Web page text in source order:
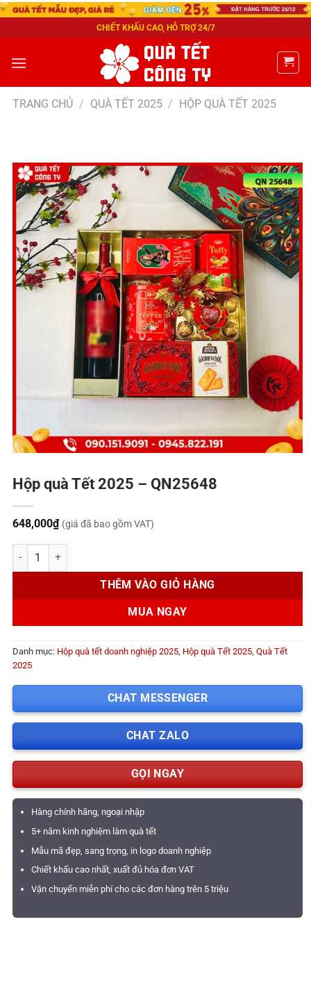
CHIẾT KHẤU CAO, HỖ TRỢ 24/7
TRANG CHỦ / QUÀ TẾT 2025 / HỘP QUÀ TẾT 2025
Hộp quà Tết 2025 – QN25648
648,000₫ (giá đã bao gồm VAT)
Hộp quà Tết 2025 - QN25648 số lượng
THÊM VÀO GIỎ HÀNG
MUA NGAY
Danh mục: Hộp quà tết doanh nghiệp 2025 Hộp quà Tết 2025 Quà Tết
2025
CHAT MESSENGER
CHAT ZALO
GỌI NGAY
Hàng chính hãng, ngoại nhập
5+ năm kinh nghiệm làm quà tết
Mẫu mã đẹp, sang trọng, in logo doanh nghiệp
Chiết khấu cao nhất, xuất đủ hóa đơn VAT
Vận chuyển miễn phí cho các đơn hàng trên 5 triệu